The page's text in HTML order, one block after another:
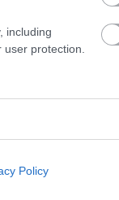
including
protection.
Policy